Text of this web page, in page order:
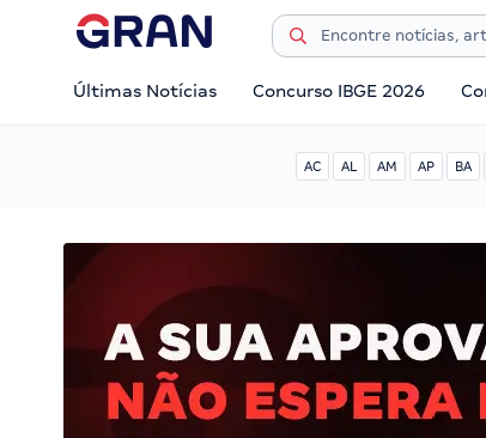
Últimas Notícias Concurso IBGE 2026
AC AL AM AP BA